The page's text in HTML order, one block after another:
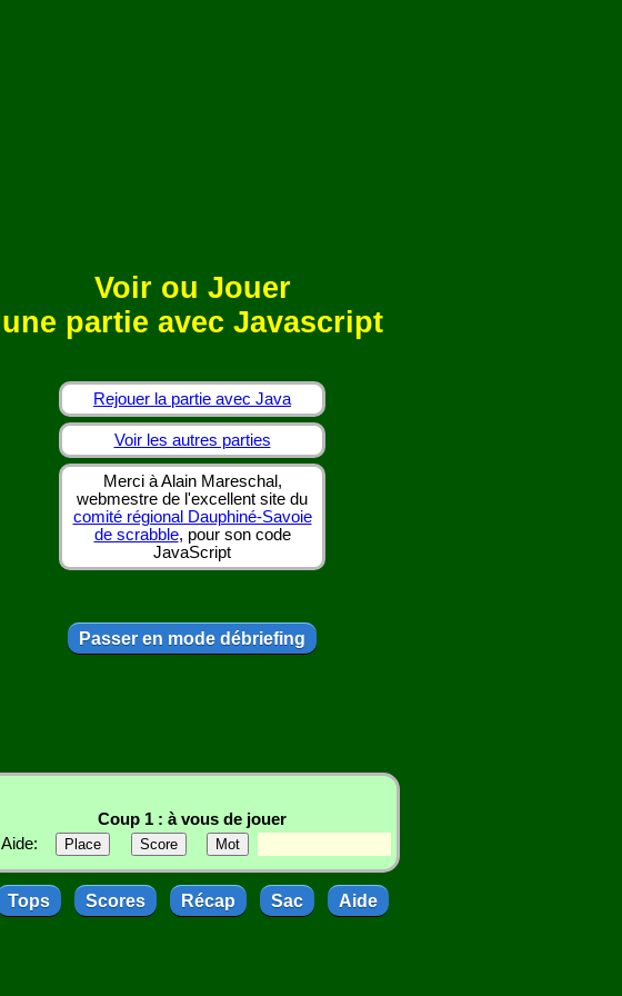
Voir ou Jouer
une partie avec Javascript
Rejouer la partie avec Java
Voir les autres parties
Merci à Alain Mareschal,
webmestre de l'excellent site du
comité régional Dauphiné-Savoie
de scrabble, pour son code
JavaScript
Passer en mode débriefing
Coup 1 : à vous de jouer
Aide:
Tops Scores Récap Sac Aide